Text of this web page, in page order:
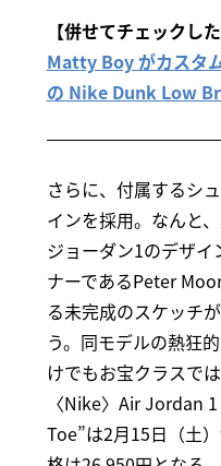
【併せてチェックした
Matty Boy がカスタ
の Nike Dunk Low
さらに、付属するシ
インを採用。なんと
ジョーダン1のデザ
ナーであるPeter
る未完成のスケッチ
う。同モデルの熱狂
けでもお宝クラスで
〈Nike〉Air Jordan
Toe”は2月15日（土